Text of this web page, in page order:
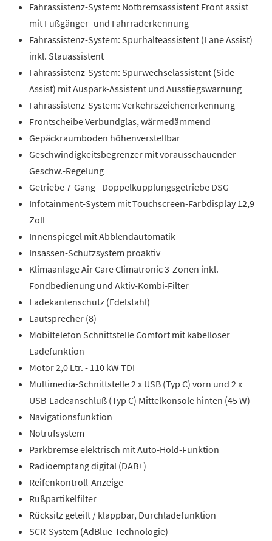
Fahrassistenz-System: Notbremsassistent Front assist
mit Fußgänger- und Fahrraderkennung
Fahrassistenz-System: Spurhalteassistent (Lane Assist)
inkl. Stauassistent
Fahrassistenz-System: Spurwechselassistent (Side
Assist) mit Auspark-Assistent und Ausstiegswarnung
Fahrassistenz-System: Verkehrszeichenerkennung
Frontscheibe Verbundglas, wärmedämmend
Gepäckraumboden höhenverstellbar
Geschwindigkeitsbegrenzer mit vorausschauender
Geschw.-Regelung
Getriebe 7-Gang - Doppelkupplungsgetriebe DSG
Infotainment-System mit Touchscreen-Farbdisplay 12,9
Zoll
Innenspiegel mit Abblendautomatik
Insassen-Schutzsystem proaktiv
Klimaanlage Air Care Climatronic 3-Zonen inkl.
Fondbedienung und Aktiv-Kombi-Filter
Ladekantenschutz (Edelstahl)
Lautsprecher (8)
Mobiltelefon Schnittstelle Comfort mit kabelloser
Ladefunktion
Motor 2,0 Ltr. - 110 kW TDI
Multimedia-Schnittstelle 2 x USB (Typ C) vorn und 2 x
USB-Ladeanschluß (Typ C) Mittelkonsole hinten (45 W)
Navigationsfunktion
Notrufsystem
Parkbremse elektrisch mit Auto-Hold-Funktion
Radioempfang digital (DAB+)
Reifenkontroll-Anzeige
Rußpartikelfilter
Rücksitz geteilt / klappbar, Durchladefunktion
SCR-System (AdBlue-Technologie)